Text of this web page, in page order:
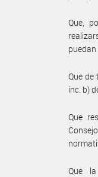
Que,
Que
inc. b)
Que
Que la